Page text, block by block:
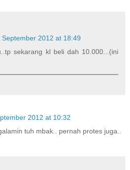
September 2012 at 18:49
sekarang kl beli dah 10.000...(ini
2012 at 10:32
tuh mbak.. pernah protes juga..